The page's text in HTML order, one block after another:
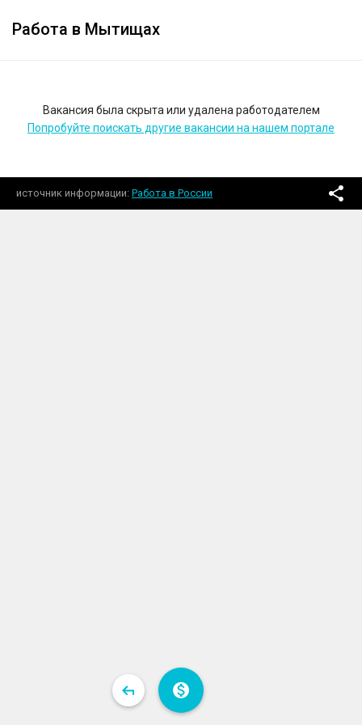
Работа в Мытищах
Вакансия была скрыта или удалена работодателем
Попробуйте поискать другие вакансии на нашем портале
источник информации Работа в России